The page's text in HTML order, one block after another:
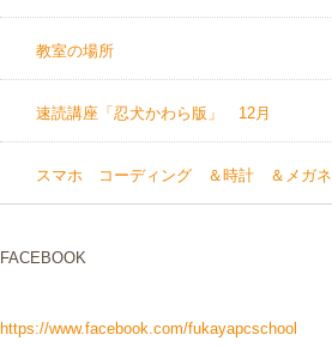
教室の場所
速読講座「忍犬かわら版」 12月
スマホ コーディング ＆時計 ＆メガネ
FACEBOOK
https://www.facebook.com/fukayapcschool